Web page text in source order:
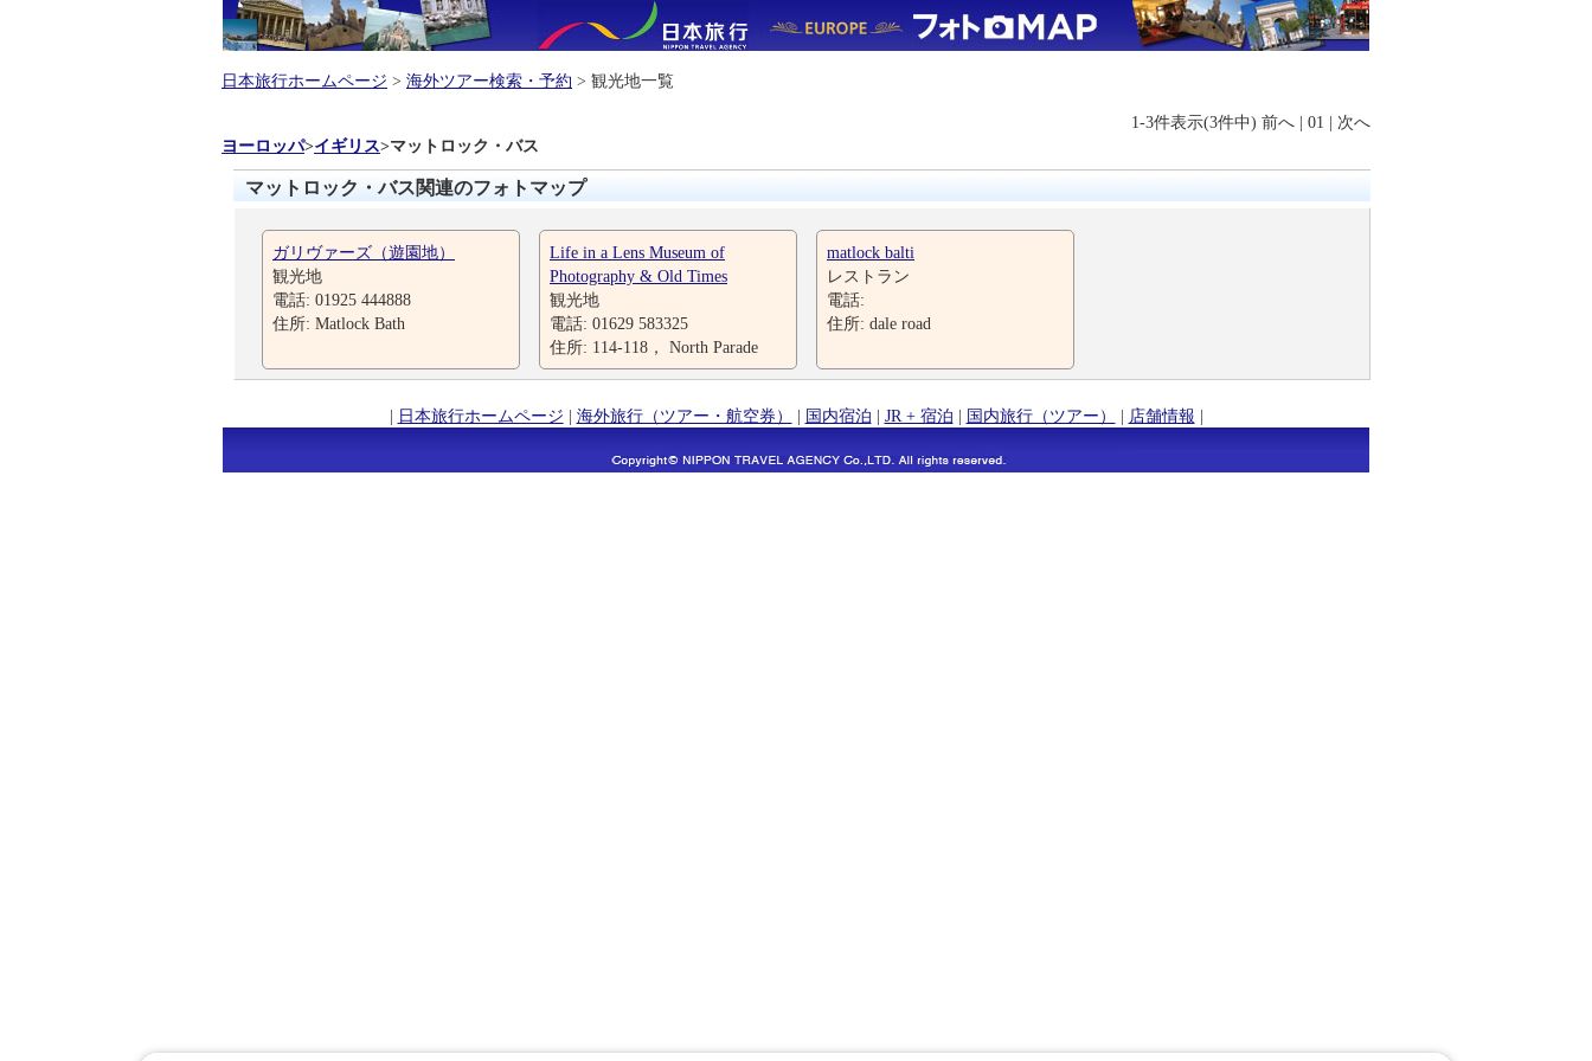
日本旅行ホームページ > 海外ツアー検索・予約 > 観光地一覧
1-3件表示(3件中) 前へ | 01 | 次へ
ヨーロッパ>イギリス>マットロック・バス
マットロック・バス関連のフォトマップ
ガリヴァーズ（遊園地）
観光地
電話: 01925 444888
住所: Matlock Bath
Life in a Lens Museum of
Photography & Old Times
観光地
電話: 01629 583325
住所: 114-118， North Parade
matlock balti
レストラン
電話:
住所: dale road
| 日本旅行ホームページ | 海外旅行（ツアー・航空券） | 国内宿泊 | JR + 宿泊 | 国内旅行（ツアー） | 店舗情報 |